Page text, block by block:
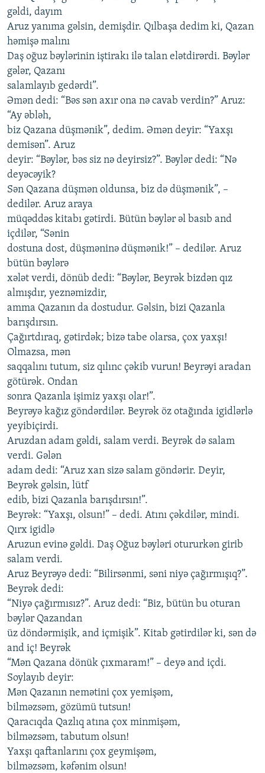
gəldi, dayım
Aruz yanıma gəlsin, demişdir. Qılbaşa dedim ki, Qazan
həmişə malını
Daş oğuz bəylərinin iştirakı ilə talan elətdirərdi. Bəylər
gələr, Qazanı
salamlayıb gedərdi”.
Əmən dedi: “Bəs sən axır ona nə cavab verdin?” Aruz:
“Ay əbləh,
biz Qazana düşmənik”, dedim. Əmən deyir: “Yaxşı
demisən”. Aruz
deyir: “Bəylər, bəs siz nə deyirsiz?”. Bəylər dedi: “Nə
deyəcəyik?
Sən Qazana düşmən oldunsa, biz də düşmənik”, –
dedilər. Aruz araya
müqəddəs kitabı gətirdi. Bütün bəylər əl basıb and
içdilər, “Sənin
dostuna dost, düşməninə düşmənik!” – dedilər. Aruz
bütün bəylərə
xələt verdi, dönüb dedi: “Bəylər, Beyrək bizdən qız
almışdır, yeznəmizdir,
amma Qazanın da dostudur. Gəlsin, bizi Qazanla
barışdırsın.
Çağırtdıraq, gətirdək; bizə tabe olarsa, çox yaxşı!
Olmazsa, mən
saqqalını tutum, siz qılınc çəkib vurun! Beyrəyi aradan
götürək. Ondan
sonra Qazanla işimiz yaxşı olar!”.
Beyrəyə kağız göndərdilər. Beyrək öz otağında igidlərlə
yeyibiçirdi.
Aruzdan adam gəldi, salam verdi. Beyrək də salam
verdi. Gələn
adam dedi: “Aruz xan sizə salam göndərir. Deyir,
Beyrək gəlsin, lütf
edib, bizi Qazanla barışdırsın!”.
Beyrək: “Yaxşı, olsun!” – dedi. Atını çəkdilər, mindi.
Qırx igidlə
Aruzun evinə gəldi. Daş Oğuz bəyləri otururkən girib
salam verdi.
Aruz Beyrəyə dedi: “Bilirsənmi, səni niyə çağırmışıq?”.
Beyrək dedi:
“Niyə çağırmısız?”. Aruz dedi: “Biz, bütün bu oturan
bəylər Qazandan
üz döndərmişik, and içmişik”. Kitab gətirdilər ki, sən də
and iç! Beyrək
“Mən Qazana dönük çıxmaram!” – deyə and içdi.
Soylayıb deyir:
Mən Qazanın nemətini çox yemişəm,
bilməzsəm, gözümü tutsun!
Qaracıqda Qazlıq atına çox minmişəm,
bilməzsəm, tabutum olsun!
Yaxşı qaftanlarını çox geymişəm,
bilməzsəm, kəfənim olsun!